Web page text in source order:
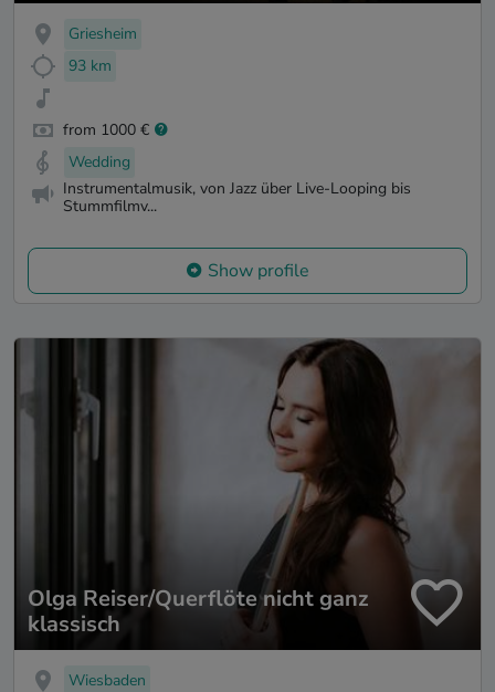
Griesheim
93 km
from 1000 €
Wedding
Instrumentalmusik, von Jazz über Live-Looping bis
Stummfilmv...
Show profile
Olga Reiser/Querflöte nicht ganz
klassisch
Wiesbaden